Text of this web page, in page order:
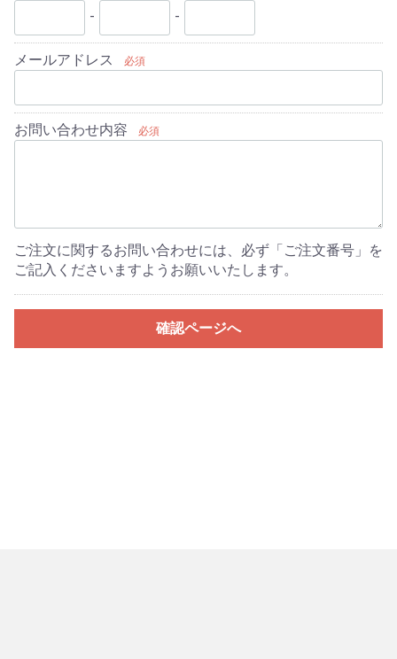
-
-
メールアドレス 必須
お問い合わせ内容 必須
ご注文に関するお問い合わせには、必ず「ご注文番号」を
ご記入くださいますようお願いいたします。
確認ページへ